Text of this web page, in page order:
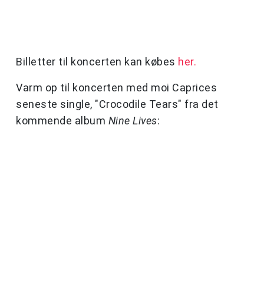
Billetter til koncerten kan købes her.
Varm op til koncerten med moi Caprices
seneste single, "Crocodile Tears" fra det
kommende album Nine Lives: